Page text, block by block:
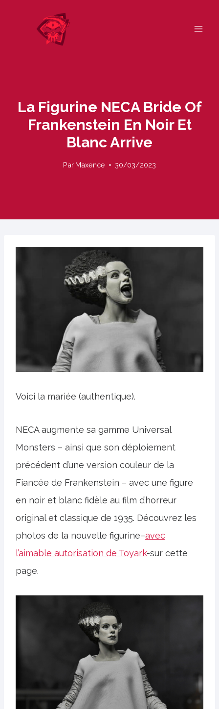
La Figurine NECA Bride Of
Frankenstein En Noir Et
Blanc Arrive
Par Maxence 30/03/2023
Voici la mariée (authentique).
NECA augmente sa gamme Universal
Monsters – ainsi que son déploiement
précédent d’une version couleur de la
Fiancée de Frankenstein – avec une figure
en noir et blanc fidèle au film d’horreur
original et classique de 1935. Découvrez les
photos de la nouvelle figurine–avec
l’aimable autorisation de Toyark-sur cette
page.